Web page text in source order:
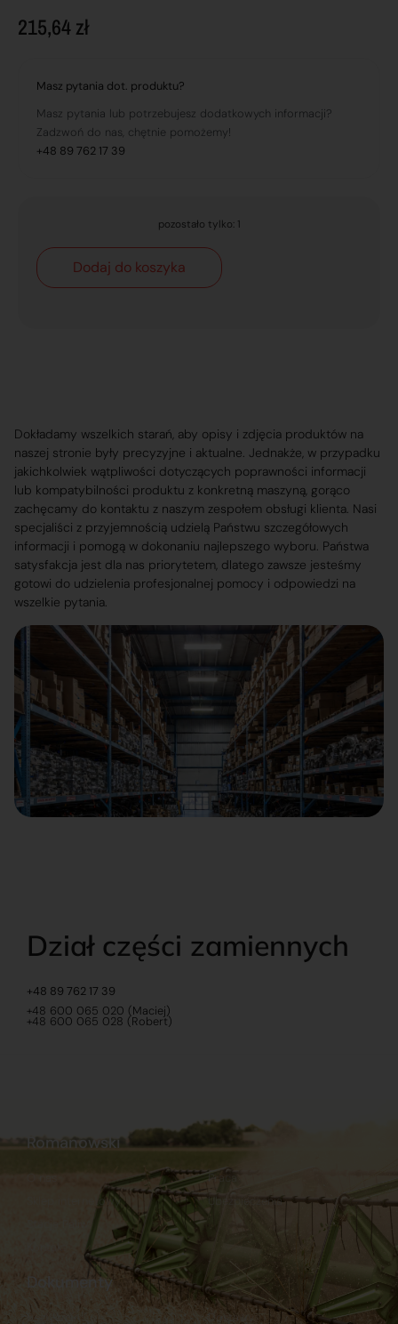
215,64zł
Masz pytania dot. produktu?
Masz pytania lub potrzebujesz dodatkowych informacji?
Zadzwoń do nas, chętnie pomożemy!
+48 89 762 17 39
pozostało tylko: 1
Dodaj do koszyka
Dokładamy wszelkich starań, aby opisy i zdjęcia produktów na
naszej stronie były precyzyjne i aktualne. Jednakże, w przypadku
jakichkolwiek wątpliwości dotyczących poprawności informacji
lub kompatybilności produktu z konkretną maszyną, gorąco
zachęcamy do kontaktu z naszym zespołem obsługi klienta. Nasi
specjaliści z przyjemnością udzielą Państwu szczegółowych
informacji i pomogą w dokonaniu najlepszego wyboru. Państwa
satysfakcja jest dla nas priorytetem, dlatego zawsze jesteśmy
gotowi do udzielenia profesjonalnej pomocy i odpowiedzi na
wszelkie pytania.
Dział części zamiennych
+48 89 762 17 39
+48 600 065 020 (Maciej)
+48 600 065 028 (Robert)
Dokumenty
Regulamin Dostawy
Romanowski
Sklep internetowy
Praca
Ubezpieczenia